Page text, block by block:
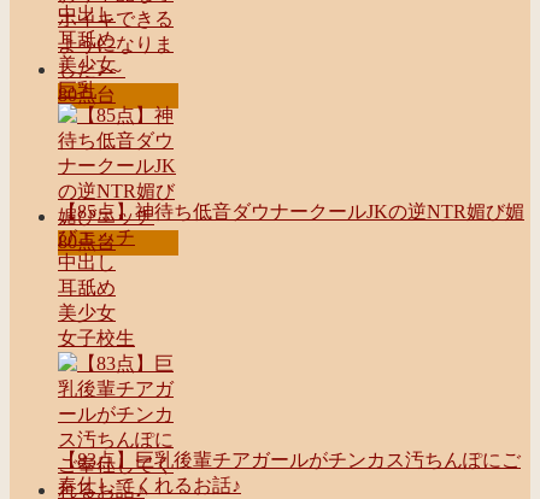
80点台
中出し
耳舐め
美少女
巨乳
80点台
【85点】神待ち低音ダウナークールJKの逆NTR媚び媚
びエッチ
中出し
耳舐め
美少女
女子校生
【83点】巨乳後輩チアガールがチンカス汚ちんぽにご
奉仕してくれるお話♪